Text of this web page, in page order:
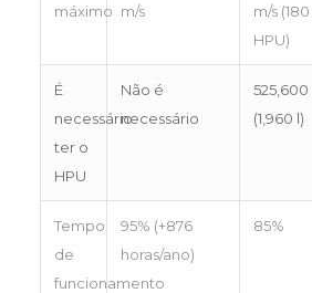
máximo m/s
m/s
HPU)
É
necessário
ter o
HPU
Não é
necessário
525,600
(1,960 l)
Tempo
de
funcionamento
95% (+876
horas/ano)
85%